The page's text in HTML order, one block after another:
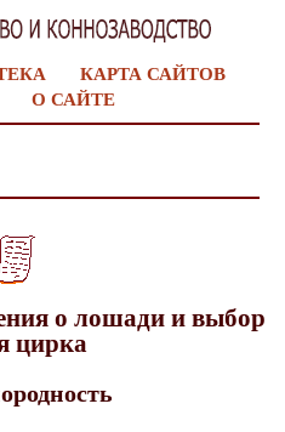
КАРТА САЙТОВ
О САЙТЕ
о лошади и выбор
цирка